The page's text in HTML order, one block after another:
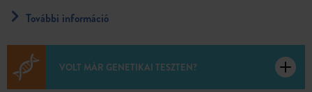
További információ
VOLT MÁR GENETIKAI TESZTEN?